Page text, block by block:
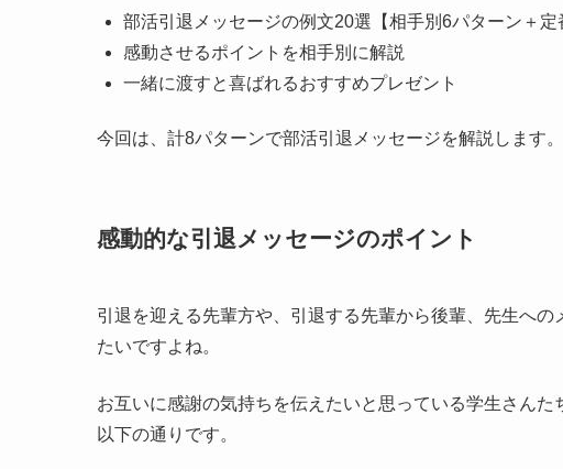
部活引退メッセージの例文20選【相手別6パターン＋定
感動させるポイントを相手別に解説
一緒に渡すと喜ばれるおすすめプレゼント
今回は、計8パターンで部活引退メッセージを解説します。
感動的な引退メッセージのポイント
引退を迎える先輩方や、引退する先輩から後輩、先生へ
たいですよね。
お互いに感謝の気持ちを伝えたいと思っている学生さん
以下の通りです。